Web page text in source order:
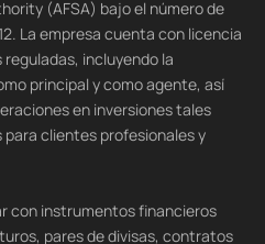
(AFSA) bajo el número de
La empresa cuenta con licencia
incluyendo la
principal y como agente, así
en inversiones tales
para clientes profesionales y
con instrumentos financieros
pares de divisas, contratos